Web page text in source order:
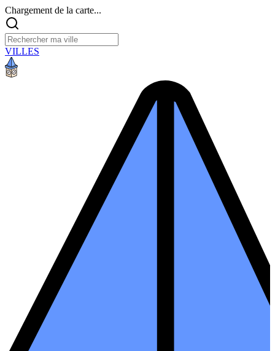
Chargement de la carte...
VILLES